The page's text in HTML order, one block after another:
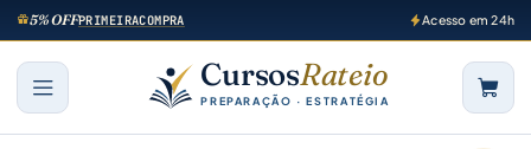
5% OFFPRIMEIRACOMPRA Acesso em 24h
CursosRateio
PREPARAÇÃO · ESTRATÉGIA